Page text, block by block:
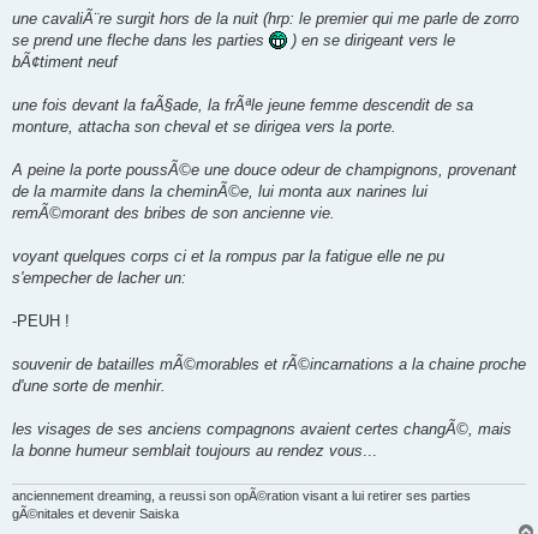
s
a
g
une cavaliÃ¨re surgit hors de la nuit (hrp: le premier qui me parle de zorro
se prend une fleche dans les parties
) en se dirigeant vers le
bÃ¢timent neuf
une fois devant la faÃ§ade, la frÃªle jeune femme descendit de sa
monture, attacha son cheval et se dirigea vers la porte.
A peine la porte poussÃ©e une douce odeur de champignons, provenant
de la marmite dans la cheminÃ©e, lui monta aux narines lui
remÃ©morant des bribes de son ancienne vie.
voyant quelques corps ci et la rompus par la fatigue elle ne pu
s'empecher de lacher un:
-PEUH !
souvenir de batailles mÃ©morables et rÃ©incarnations a la chaine proche
d'une sorte de menhir.
les visages de ses anciens compagnons avaient certes changÃ©, mais
la bonne humeur semblait toujours au rendez vous...
anciennement dreaming, a reussi son opÃ©ration visant a lui retirer ses parties
gÃ©nitales et devenir Saiska